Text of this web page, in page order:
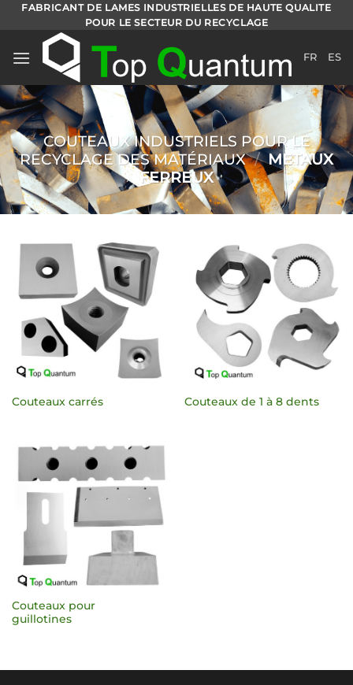
Passer
contenu
FABRICANT DE LAMES INDUSTRIELLES DE HAUTE QUALITE
POUR LE SECTEUR DU RECYCLAGE
FR ES
COUTEAUX INDUSTRIELS POUR LE
RECYCLAGE DES MATÉRIAUX / METAUX
FERREUX
Couteaux carrés Couteaux de 1 à 8 dents
Couteaux pour
guillotines